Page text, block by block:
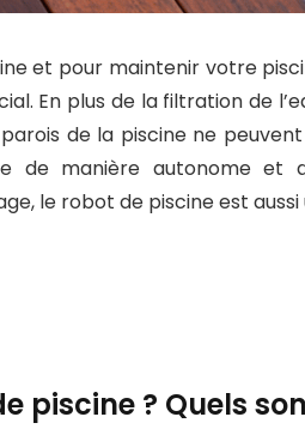
et pour maintenir votre
En plus de la filtration de
de la piscine ne
de manière autonome et
le robot de piscine est aussi
piscine ? Quels